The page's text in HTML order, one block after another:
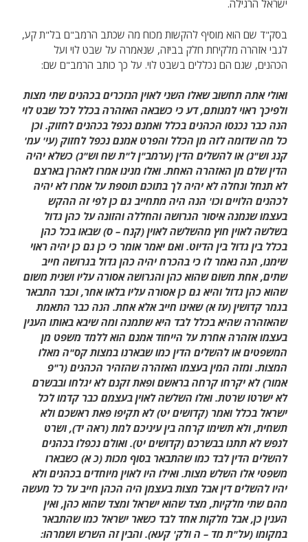
ישראל הרגילה.
בסק"ד שם הוא מוסיף להקשות מכוח מה שכתב הרמב"ם בל"ת קע,
לגבי אזהרה מלקיחת חלק בביזה, שנאמרה על שבט לוי ועל
הכהנים, שגם הם נכללים בשבט לוי. על כך כותב הרמב"ם שם:
ואולי אתה תחשוב שאלו השני לאוין הנזכרים בכהנים שתי מצות
ולפיכך ראוי למנותם, דע כי כשבאה האזהרה בכלל לכל שבט לוי
הנה כבר נכנסו הכהנים בכלל ואמנם נכפל בכהנים לחזוק. וכן
כל מה שדומה לזה מן הכלל והפרט אמנם נכפל לחזוק (עי' עמ'
קנג וש"נ) או להשלים הדין (ערמב"ן ל"ת שח וש"נ) כשלא יהיה
הדין שלם מן האזהרה האחת. ואלו מנינו אמרו לאהרן בארצם
לא תנחל ונחלה לא יהיה לך בתוכם תוספת על אמרו לא יהיה
לכהנים הלויים וכו' הנה היה מתחייב גם כן לפי זה ההקש
בעצמו שנמנה איסור הגרושה והחללה והזונה על כהן גדול
בשלשה לאוין חוץ מהשלשה לאוין (קנח – ס) שבאו בכל כהן
בכלל בין גדול בין הדיוט. ואם יאמר אומר כי כן גם כן יהיה ראוי
שימנו, הנה נאמר לו כי בהכרח יהיה כהן גדול בגרושה חייב
שתים, אחת משום שהוא כהן והגרושה אסורה עליו ושנית משום
שהוא כהן גדול והיא גם כן אסורה עליו בלאו אחר, וכבר התבאר
בגמר קדושין (עז א) שאינו חייב אלא אחת. הנה כבר התאמת
שהאזהרה שהיא בכלל לבד היא שתמנה ומה שיבא באותו הענין
בעצמו אזהרה אחרת על הייחוד אמנם הוא ללמד משפט מן
המשפטים או להשלים הדין כמו שבארנו במצות קס"ה מאלו
המצות. ומזה המין בעצמו האזהרה שהזהיר הכהנים (ר"פ
אמור) לא יקרחו קרחה בראשם ופאת זקנם לא יגלחו ובבשרם
לא ישרטו שרטת. ואלו השלשה לאוין בעצמם כבר קדמו לכל
ישראל בכלל ואמר (קדושים יט) לא תקיפו פאת ראשכם ולא
תשחית, ולא תשימו קרחה בין עיניכם למת (ראה יד), ושרט
לנפש לא תתנו בבשרכם (קדושים יט). ואולם נכפלו בכהנים
להשלים הדין לבד כמו שהתבאר בסוף מכות (כ א) כשבארו
משפטי אלו השלש מצות. ואילו היו לאוין מיוחדים בכהנים ולא
יהיו להשלים דין אבל מצות בעצמן היה הכהן חייב על כל מעשה
מהם שתי מלקיות, מצד שהוא ישראל ומצד שהוא כהן, ואין
הענין כן, אבל מלקות אחד לבד כשאר ישראל כמו שהתבאר
במקומו (על"ת מד – ה ולק' קעא). והבין זה השרש ושמרהו: